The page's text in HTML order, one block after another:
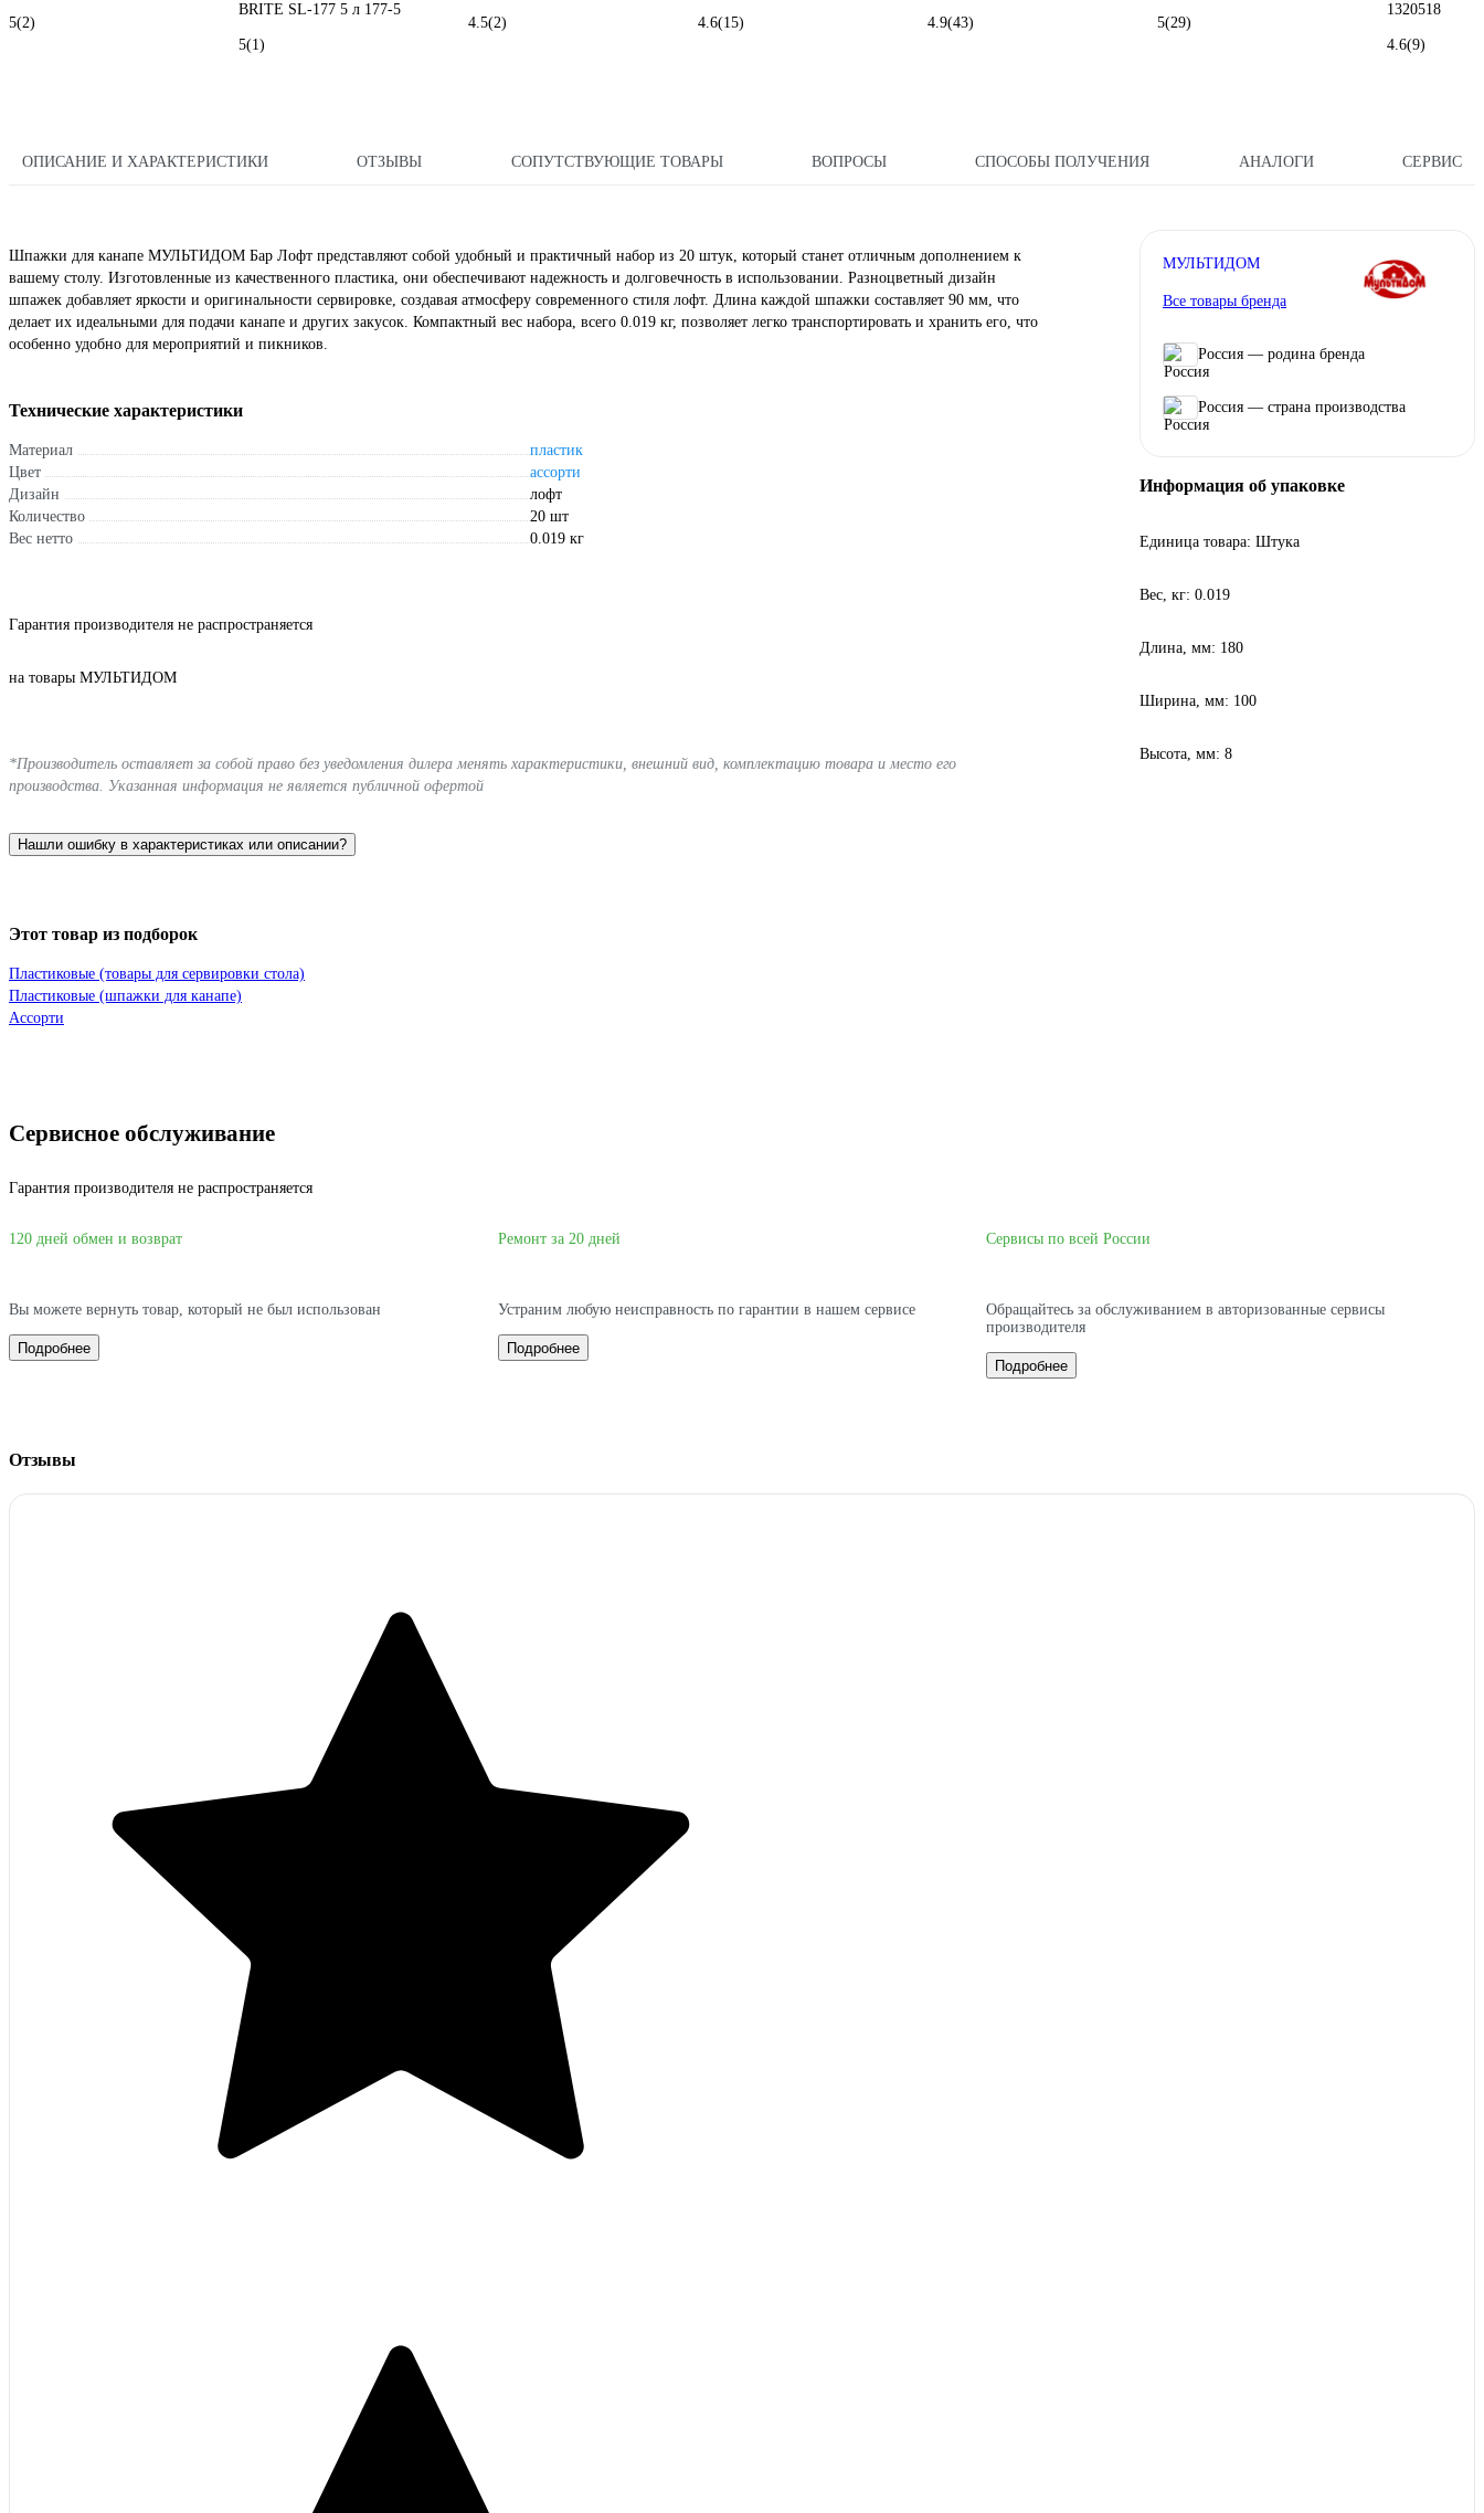
5(2)
BRITE SL-177 5 л 177-5
5(1)
4.5(2) 4.6(15) 4.9(43) 5(29)
1320518
4.6(9)
ОПИСАНИЕ И ХАРАКТЕРИСТИКИ ОТЗЫВЫ СОПУТСТВУЮЩИЕ ТОВАРЫ ВОПРОСЫ СПОСОБЫ ПОЛУЧЕНИЯ АНАЛОГИ СЕРВИС
Шпажки для канапе МУЛЬТИДОМ Бар Лофт представляют собой удобный и практичный набор из 20 штук, который станет отличным дополнением к
вашему столу. Изготовленные из качественного пластика, они обеспечивают надежность и долговечность в использовании. Разноцветный дизайн
шпажек добавляет яркости и оригинальности сервировке, создавая атмосферу современного стиля лофт. Длина каждой шпажки составляет 90 мм, что
делает их идеальными для подачи канапе и других закусок. Компактный вес набора, всего 0.019 кг, позволяет легко транспортировать и хранить его, что
особенно удобно для мероприятий и пикников.
Технические характеристики
Материал
пластик
Цвет
ассорти
Дизайн
лофт
Количество
20 шт
Вес нетто
0.019 кг
Гарантия производителя не распространяется
на товары МУЛЬТИДОМ
*Производитель оставляет за собой право без уведомления дилера менять характеристики, внешний вид, комплектацию товара и место его
производства. Указанная информация не является публичной офертой
Нашли ошибку в характеристиках или описании?
МУЛЬТИДОМ
Все товары бренда
Россия — родина бренда
Россия — страна производства
Информация об упаковке
Единица товара: Штука
Вес, кг: 0.019
Длина, мм: 180
Ширина, мм: 100
Высота, мм: 8
Этот товар из подборок
Пластиковые (товары для сервировки стола)
Пластиковые (шпажки для канапе)
Ассорти
Сервисное обслуживание
Гарантия производителя не распространяется
120 дней обмен и возврат
Вы можете вернуть товар, который не был использован
Подробнее
Ремонт за 20 дней
Устраним любую неисправность по гарантии в нашем сервисе
Подробнее
Сервисы по всей России
Обращайтесь за обслуживанием в авторизованные сервисы
производителя
Подробнее
Отзывы